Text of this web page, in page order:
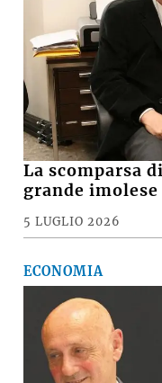
La scomparsa
grande
5 LUGLIO 2026
ECONOMIA